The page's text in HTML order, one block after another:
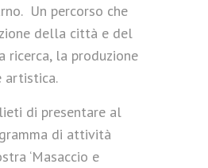
Un percorso che
della città e del
ricerca, la produzione
artistica.
di presentare al
di attività
‘Masaccio e